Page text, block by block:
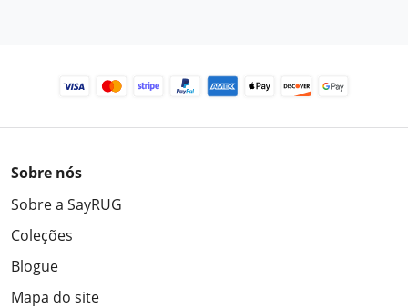
Sobre nós
Sobre a SayRUG
Coleções
Blogue
Mapa do site